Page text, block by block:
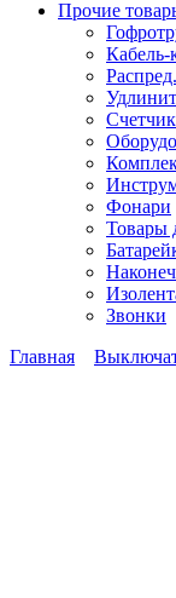
Прочие
Кабель-
Фонари
Товары
Звонки
Главная